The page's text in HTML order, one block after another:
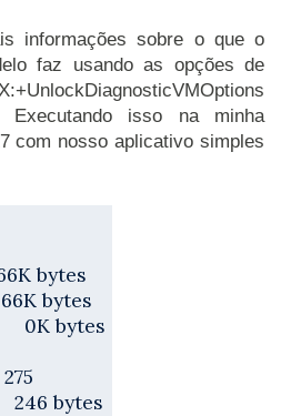
informações sobre o que o
faz usando as opções de
Executando isso na minha
com nosso aplicativo simples
66K bytes
66K bytes
0K bytes
246 bytes